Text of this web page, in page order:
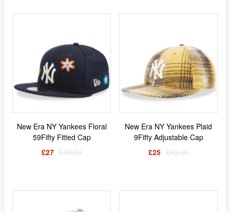
New Era NY Yankees Floral
59Fifty Fitted Cap
£27 £45.00
New Era NY Yankees Plaid
9Fifty Adjustable Cap
£25 £49.00